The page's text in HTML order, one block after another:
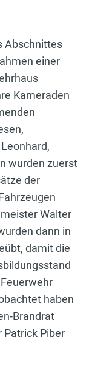
Abschnittes
einer
Kameraden
wurden zuerst
der
Walter
dann in
damit die
haben
Brandrat
Patrick Piber